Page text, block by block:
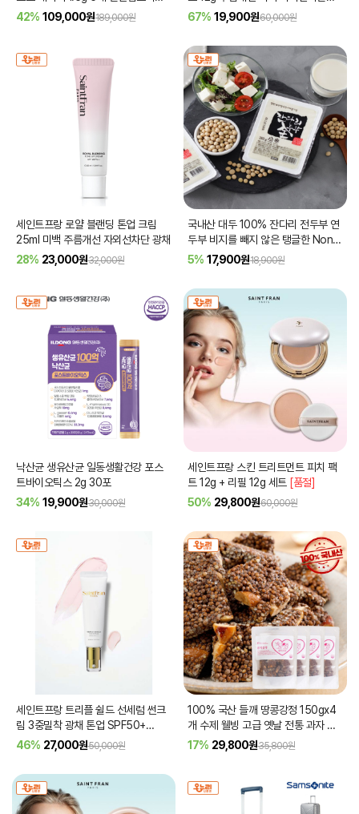
[품절]
42% 109,000원189,000원
SPF50+ PA++++[품절]
67% 19,900원60,000원
세인트프랑 로얄 블랜딩 톤업 크림
25ml 미백 주름개선 자외선차단 광채
28% 23,000원32,000원
국내산 대두 100% 잔다리 전두부 연
두부 비지를 빼지 않은 탱글한 Non
gmo 310g 4모
5% 17,900원18,900원
낙산균 생유산균 일동생활건강 포스
트바이오틱스 2g 30포
34% 19,900원30,000원
세인트프랑 스킨 트리트먼트 피치 팩
트 12g + 리필 12g 세트 [품절]
50% 29,800원60,000원
세인트프랑 트리플 쉴드 선세럼 썬크
림 3중밀착 광채 톤업 SPF50+
PA++++ 30ml[품절]
46% 27,000원50,000원
100% 국산 들깨 땅콩강정 150gx4
개 수제 웰빙 고급 옛날 전통 과자 영
양 간식 남원 곰재 한과 견과류 강정
17% 29,800원35,800원